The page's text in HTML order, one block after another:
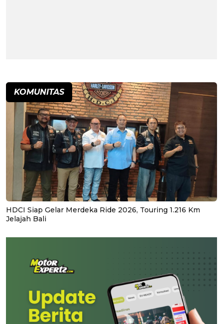
KOMUNITAS
HDCI Siap Gelar Merdeka Ride 2026, Touring 1.216 Km
Jelajah Bali